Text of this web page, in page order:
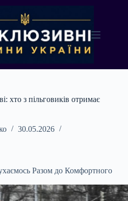
хто з пільговиків отримає
30.05.2026
Разом до Комфортного